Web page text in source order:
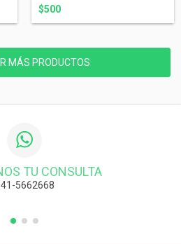
$500
MÁS PRODUCTOS
TU CONSULTA
5662668